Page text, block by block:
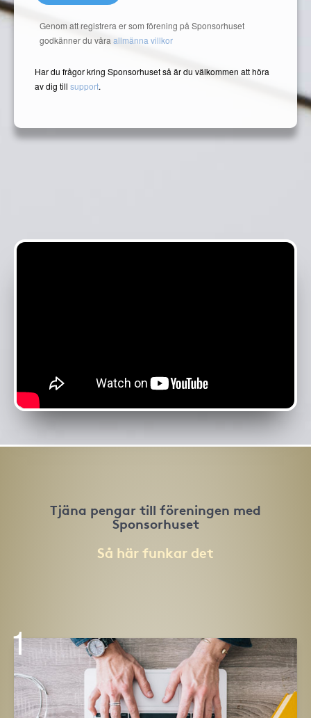
Genom att registrera er som förening på Sponsorhuset
godkänner du våra allmänna villkor
Har du frågor kring Sponsorhuset så är du välkommen att höra
av dig till support.
Tjäna pengar till föreningen med
Sponsorhuset
Så här funkar det
1